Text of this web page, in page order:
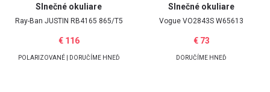
Slnečné okuliare
Ray-Ban JUSTIN RB4165 865/T5
€ 116
POLARIZOVANÉ | DORUČÍME HNEĎ
Slnečné okuliare
Vogue VO2843S W65613
€ 73
DORUČÍME HNEĎ